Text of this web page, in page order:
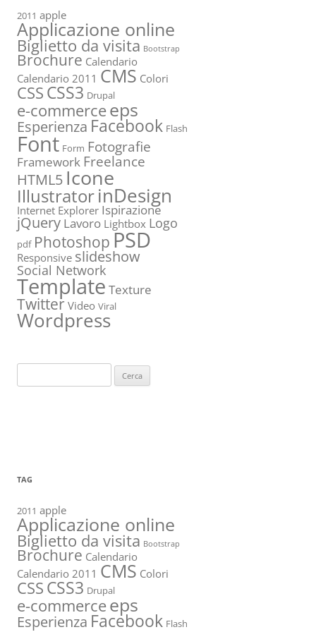
2011 apple
Applicazione online
Biglietto da visita Bootstrap
Brochure Calendario
Calendario 2011 CMS Colori
CSSCSS3 Drupal
e-commerceeps
Esperienza Facebook Flash
Font Form Fotografie
Framework Freelance
HTML5 Icone
IllustratorinDesign
Internet Explorer Ispirazione
jQuery Lavoro Lightbox Logo
pdf PhotoshopPSD
Responsive slideshow
Social Network
Template Texture
TwitterVideo Viral
Wordpress
per:
TAG
2011 apple
Applicazione online
Biglietto da visita Bootstrap
Brochure Calendario
Calendario 2011 CMS Colori
CSSCSS3 Drupal
e-commerceeps
Esperienza Facebook Flash